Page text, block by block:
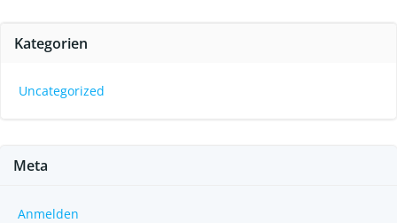
Kategorien
Uncategorized
Meta
Anmelden